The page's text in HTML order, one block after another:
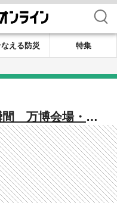
検索
える防災
特集
間 万博会場・夢
らして暴走…大